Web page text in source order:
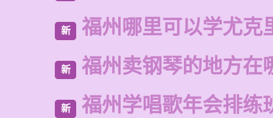
新 福州哪里可以学尤克
新 福州卖钢琴的地方在
新 福州学唱歌年会排练